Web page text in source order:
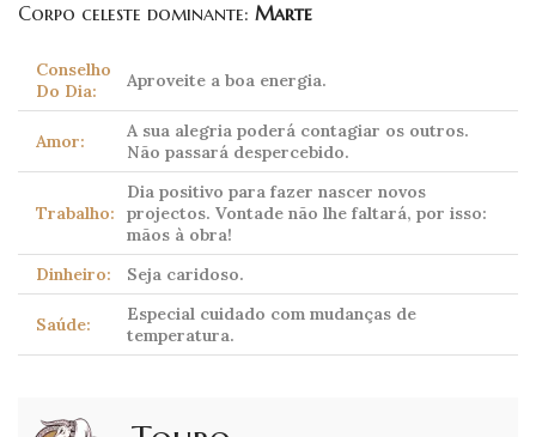
Corpo celeste dominante: Marte
Conselho
Do Dia:
Aproveite a boa energia.
Amor:
A sua alegria poderá contagiar os outros.
Não passará despercebido.
Trabalho:
Dia positivo para fazer nascer novos
projectos. Vontade não lhe faltará, por isso:
mãos à obra!
Dinheiro:
Seja caridoso.
Saúde:
Especial cuidado com mudanças de
temperatura.